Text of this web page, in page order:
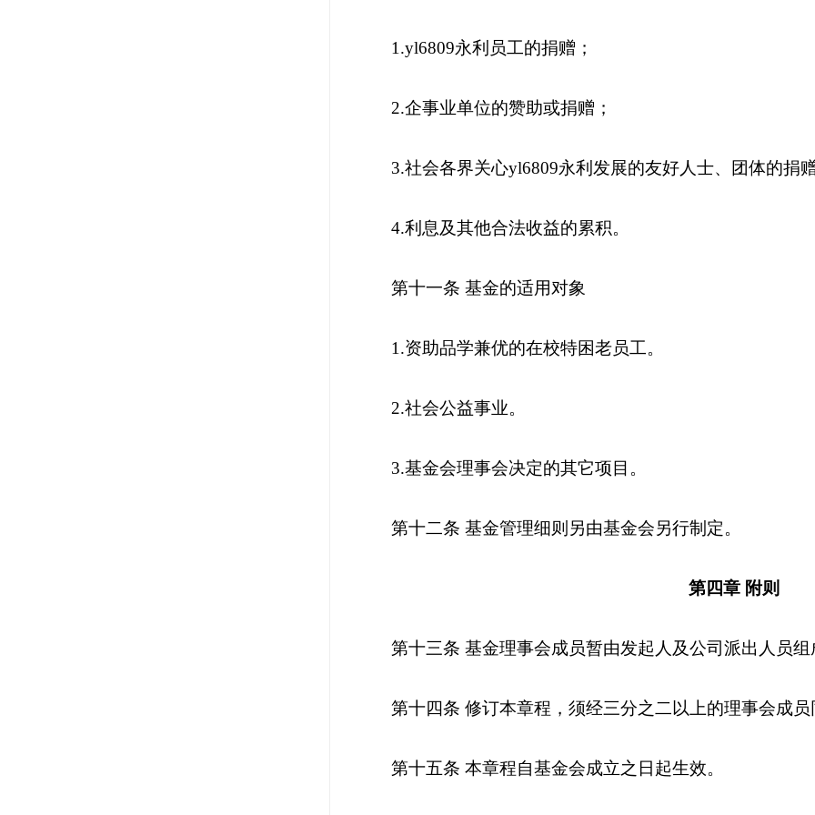
1.yl6809永利员工的捐赠；
2.企事业单位的赞助或捐赠；
3.社会各界关心yl6809永利发展的友好人士、团体的捐
4.利息及其他合法收益的累积。
第十一条 基金的适用对象
1.资助品学兼优的在校特困老员工。
2.社会公益事业。
3.基金会理事会决定的其它项目。
第十二条 基金管理细则另由基金会另行制定。
第四章 附则
第十三条 基金理事会成员暂由发起人及公司派出人员
第十四条 修订本章程，须经三分之二以上的理事会成员
第十五条 本章程自基金会成立之日起生效。